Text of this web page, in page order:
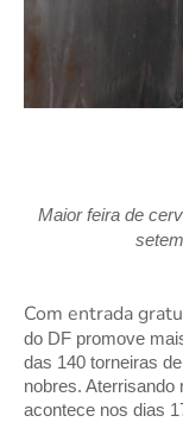
Maior feira de
Com entrada
do DF promove
das 140 torneiras
nobres. Aterrisando
acontece nos dias